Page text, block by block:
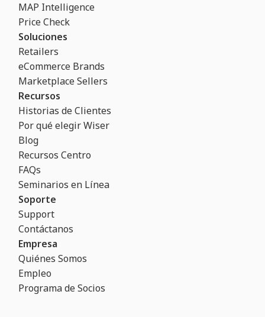
MAP Intelligence
Price Check
Soluciones
Retailers
eCommerce Brands
Marketplace Sellers
Recursos
Historias de Clientes
Por qué elegir Wiser
Blog
Recursos Centro
FAQs
Seminarios en Línea
Soporte
Support
Contáctanos
Empresa
Quiénes Somos
Empleo
Programa de Socios